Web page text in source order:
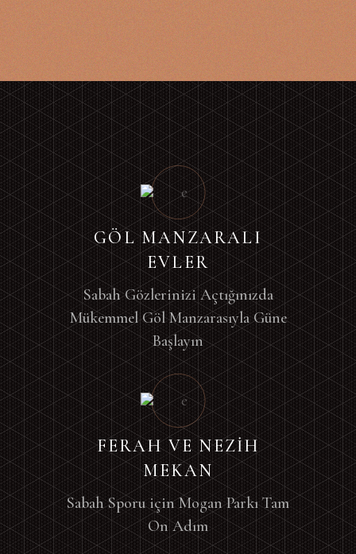
GÖL MANZARALI
EVLER
Sabah Gözlerinizi Açtığınızda
Mükemmel Göl Manzarasıyla Güne
Başlayın
FERAH VE NEZİH
MEKAN
Sabah Sporu için Mogan Parkı Tam
On Adım